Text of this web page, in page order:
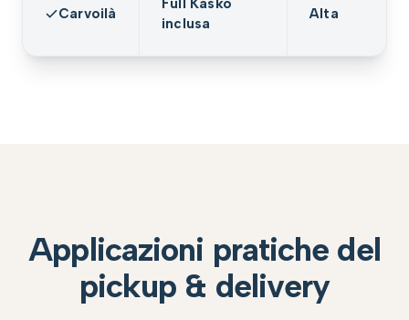
Carvoilà
Full Kasko
inclusa
Alta
Applicazioni pratiche del
pickup & delivery